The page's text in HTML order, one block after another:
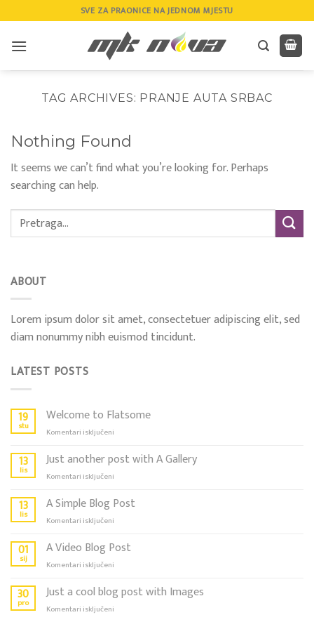
to
content
SVE ZA PRAONICE NA JEDNOM MJESTU
TAG ARCHIVES: PRANJE AUTA SRBAC
Nothing Found
It seems we can’t find what you’re looking for. Perhaps
searching can help.
ABOUT
Lorem ipsum dolor sit amet, consectetuer adipiscing elit, sed
diam nonummy nibh euismod tincidunt.
LATEST POSTS
19
stu
Welcome to Flatsome
Komentari isključeni
to
Flatsome
13
lis
Just another post with A Gallery
Komentari isključeni
another
post
Gallery
13
lis
A Simple Blog Post
Komentari isključeni
Simple
Blog
01
sij
A Video Blog Post
Komentari isključeni
Video
Blog
30
pro
Just a cool blog post with Images
Komentari isključeni